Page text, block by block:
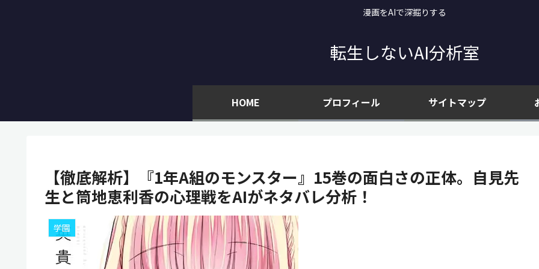
漫画をAIで深掘りする
転生しないAI分析室
HOME プロフィール サイトマップ
【徹底解析】『1年A組のモンスター』15巻の面白さの正体。自見先
生と筒地恵利香の心理戦をAIがネタバレ分析！
学園